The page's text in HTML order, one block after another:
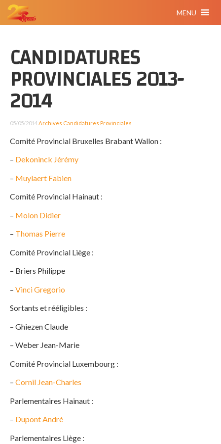
MENU
CANDIDATURES
PROVINCIALES 2013-
2014
05/05/2014 Archives Candidatures Provinciales
Comité Provincial Bruxelles Brabant Wallon :
– Dekoninck Jérémy
– Muylaert Fabien
Comité Provincial Hainaut :
– Molon Didier
– Thomas Pierre
Comité Provincial Liège :
– Briers Philippe
– Vinci Gregorio
Sortants et rééligibles :
– Ghiezen Claude
– Weber Jean-Marie
Comité Provincial Luxembourg :
– Cornil Jean-Charles
Parlementaires Hainaut :
– Dupont André
Parlementaires Liège :